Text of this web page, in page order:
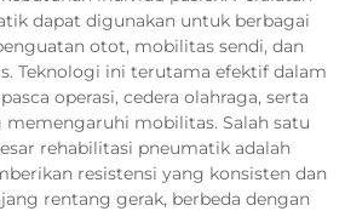
dapat digunakan untuk berbagai
otot, mobilitas sendi, dan
Teknologi ini terutama efektif dalam
operasi, cedera olahraga, serta
memengaruhi mobilitas. Salah satu
rehabilitasi pneumatik adalah
resistensi yang konsisten dan
rentang gerak, berbeda dengan